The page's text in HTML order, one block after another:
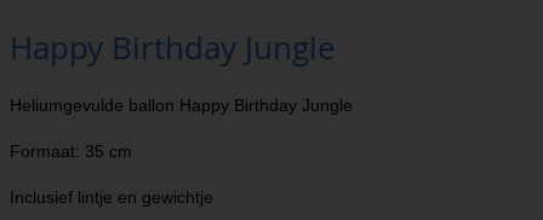
Happy Birthday Jungle
Heliumgevulde ballon Happy Birthday Jungle
Formaat: 35 cm
Inclusief lintje en gewichtje